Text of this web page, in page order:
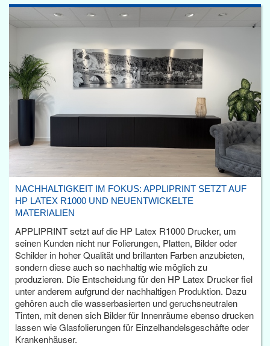
NACHHALTIGKEIT IM FOKUS: APPLIPRINT SETZT AUF
HP LATEX R1000 UND NEUENTWICKELTE
MATERIALIEN
APPLIPRINT setzt auf die HP Latex R1000 Drucker, um
seinen Kunden nicht nur Folierungen, Platten, Bilder oder
Schilder in hoher Qualität und brillanten Farben anzubieten,
sondern diese auch so nachhaltig wie möglich zu
produzieren. Die Entscheidung für den HP Latex Drucker fiel
unter anderem aufgrund der nachhaltigen Produktion. Dazu
gehören auch die wasserbasierten und geruchsneutralen
Tinten, mit denen sich Bilder für Innenräume ebenso drucken
lassen wie Glasfolierungen für Einzelhandelsgeschäfte oder
Krankenhäuser.